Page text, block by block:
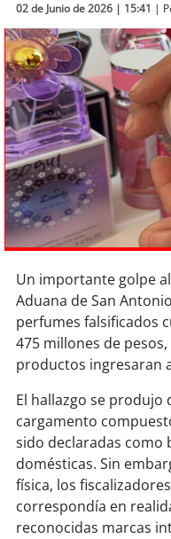
Tecnología
Sostenibilidad
soychile
soyarica
soyiquique
soycalama
soyantofagasta
soycopiapó
soyvalparaíso
soyquillota
soysanantonio
soychillán
02 de Junio de 2026 | 15:41 |
Un importante golpe
Aduana de San
perfumes falsificados
475 millones de
productos ingresaran
El hallazgo se
cargamento
sido declaradas como
domésticas. Sin
física, los
correspondía en
reconocidas marcas